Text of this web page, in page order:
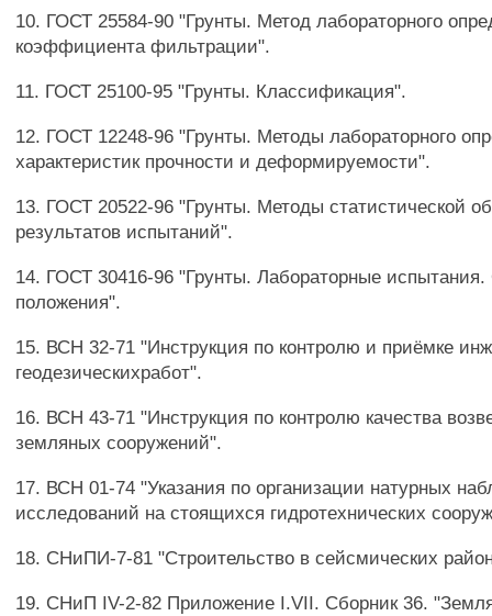
10. ГОСТ 25584-90 "Грунты. Метод лабораторного
коэффициента фильтрации".
11. ГОСТ 25100-95 "Грунты. Классификация".
12. ГОСТ 12248-96 "Грунты. Методы лабораторного
характеристик прочности и деформируемости".
13. ГОСТ 20522-96 "Грунты. Методы статистической
результатов испытаний".
14. ГОСТ 30416-96 "Грунты. Лабораторные
положения".
15. ВСН 32-71 "Инструкция по контролю и приёмке
геодезическихработ".
16. ВСН 43-71 "Инструкция по контролю качества
земляных сооружений".
17. ВСН 01-74 "Указания по организации натурных
исследований на стоящихся гидротехнических
18. СНиПИ-7-81 "Строительство в сейсмических
19. СНиП IV-2-82 Приложение I.VII. Сборник 36.